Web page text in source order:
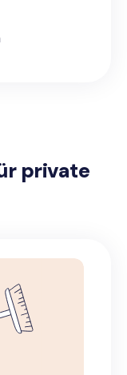
private